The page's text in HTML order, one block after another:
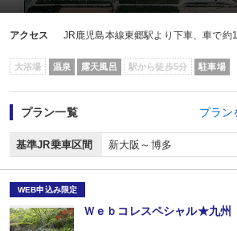
アクセス JR鹿児島本線東郷駅より下車、車で約
大浴場 温泉 露天風呂 駅から徒歩5分 駐車場
プラン一覧 プラン
基準JR乗車区間 新大阪～博多
WEB申込み限定
Ｗｅｂコレスペシャル★九